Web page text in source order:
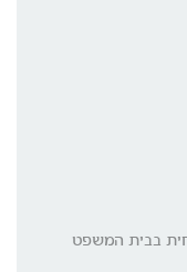
בבית המשפט